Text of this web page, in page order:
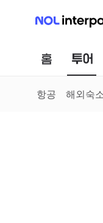
NOL 인터파크
홈 투
항공 해외숙